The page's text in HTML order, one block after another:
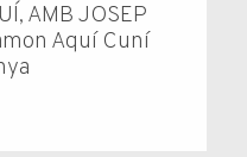
AMB JOSEP
Aquí Cuní